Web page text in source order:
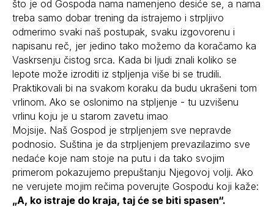
što je od Gospoda nama namenjeno desiće se, a nama
treba samo dobar trening da istrajemo i strpljivo
odmerimo svaki naš postupak, svaku izgovorenu i
napisanu reč, jer jedino tako možemo da koračamo ka
Vaskrsenju čistog srca. Kada bi ljudi znali koliko se
lepote može izroditi iz stpljenja više bi se trudili.
Praktikovali bi na svakom koraku da budu ukrašeni tom
vrlinom. Ako se oslonimo na stpljenje - tu uzvišenu
vrlinu koju je u starom zavetu imao
Mojsije. Naš Gospod je strpljenjem sve nepravde
podnosio. Suština je da strpljenjem prevazilazimo sve
nedaće koje nam stoje na putu i da tako svojim
primerom pokazujemo prepuštanju Njegovoj volji. Ako
ne verujete mojim rečima poverujte Gospodu koji kaže:
„A, ko istraje do kraja, taj će se biti spasen“.